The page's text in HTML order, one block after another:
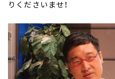
りくださいませ！